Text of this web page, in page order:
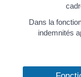
Dans la
indemnités